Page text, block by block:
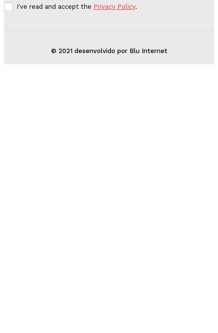
I've read and accept the Privacy Policy.
© 2021 desenvolvido por Blu Internet